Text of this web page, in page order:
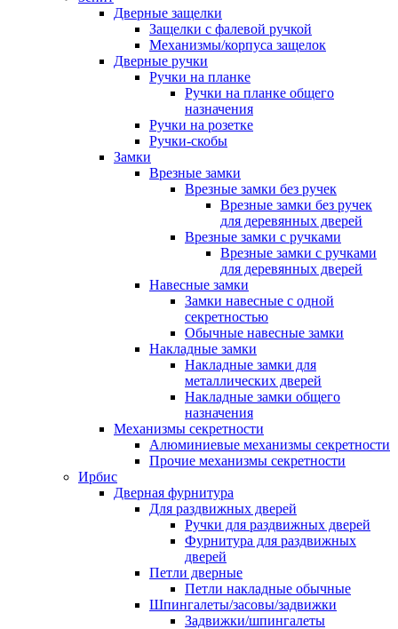
Дверные защелки
Защелки с фалевой ручкой
Механизмы/корпуса защелок
Дверные ручки
Ручки на планке
Ручки на планке общего
назначения
Ручки на розетке
Ручки-скобы
Замки
Врезные замки
Врезные замки без ручек
Врезные замки без ручек
для деревянных дверей
Врезные замки с ручками
Врезные замки с ручками
для деревянных дверей
Навесные замки
Замки навесные с одной
секретностью
Обычные навесные замки
Накладные замки
Накладные замки для
металлических дверей
Накладные замки общего
назначения
Механизмы секретности
Алюминиевые механизмы секретности
Прочие механизмы секретности
Ирбис
Дверная фурнитура
Для раздвижных дверей
Ручки для раздвижных дверей
Фурнитура для раздвижных
дверей
Петли дверные
Петли накладные обычные
Шпингалеты/засовы/задвижки
Задвижки/шпингалеты